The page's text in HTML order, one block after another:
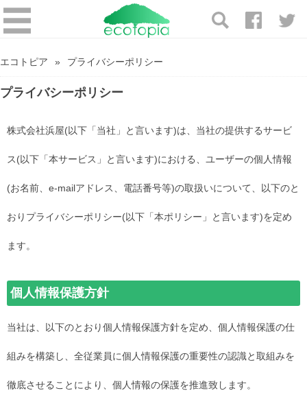
エコトピア プライバシーポリシー
プライバシーポリシー
株式会社浜屋(以下「当社」と言います)は、当社の提供するサービ
ス(以下「本サービス」と言います)における、ユーザーの個人情報
(お名前、e-mailアドレス、電話番号等)の取扱いについて、以下のと
おりプライバシーポリシー(以下「本ポリシー」と言います)を定め
ます。
個人情報保護方針
当社は、以下のとおり個人情報保護方針を定め、個人情報保護の仕
組みを構築し、全従業員に個人情報保護の重要性の認識と取組みを
徹底させることにより、個人情報の保護を推進致します。